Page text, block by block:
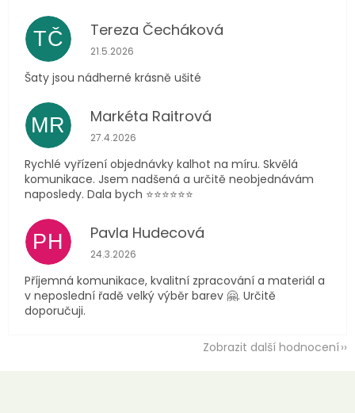
TČ Tereza Čecháková
Hodnocení obchodu je 5 z 5 hvězdiček.
21.5.2026
Šaty jsou nádherné krásně ušité
MR Markéta Raitrová
Hodnocení obchodu je 5 z 5 hvězdiček.
27.4.2026
Rychlé vyřízení objednávky kalhot na míru. Skvělá
komunikace. Jsem nadšená a určitě neobjednávám
naposledy. Dala bych ⭐️⭐️⭐️⭐️⭐️⭐️
PH Pavla Hudecová
Hodnocení obchodu je 5 z 5 hvězdiček.
24.3.2026
Příjemná komunikace, kvalitní zpracování a materiál a
v neposlední řadě velký výběr barev 🤗. Určitě
doporučuji.
Zobrazit další hodnocení